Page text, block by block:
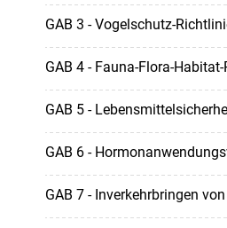
GAB 3 - Vogelschutz-
GAB 4 - Fauna-Flora-
GAB 5 -
GAB 6 -
GAB 7 - Inverkehrbringen